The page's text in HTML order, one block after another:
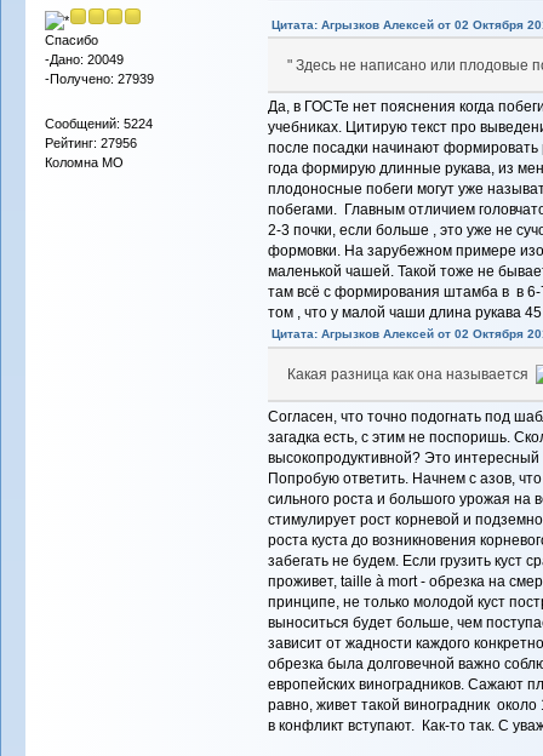
Спасибо
-Дано: 20049
-Получено: 27939
Сообщений: 5224
Рейтинг: 27956
Коломна МО
Цитата: Агрызков Алексей от 02 Октября
" Здесь не написано или плодовые
Да, в ГОСТе нет пояснения когда
учебниках. Цитирую текст про
после посадки начинают формировать
года формирую длинные рукава, из
плодоносные побеги могут уже
побегами. Главным отличием
2-3 почки, если больше , это уже не
формовки. На зарубежном примере
маленькой чашей. Такой тоже не
там всё с формирования штамба в в 6-
том , что у малой чаши длина рукава
Цитата: Агрызков Алексей от 02 Октября
Какая разница как она называется
Согласен, что точно подогнать под
загадка есть, с этим не поспоришь.
высокопродуктивной? Это интересный
Попробую ответить. Начнем с азов,
сильного роста и большого урожая на
стимулирует рост корневой и
роста куста до возникновения
забегать не будем. Если грузить куст
проживет, taille à mort - обрезка на
принципе, не только молодой куст
выноситься будет больше, чем
зависит от жадности каждого
обрезка была долговечной важно
европейских виноградников. Сажают
равно, живет такой виноградник
в конфликт вступают. Как-то так. С